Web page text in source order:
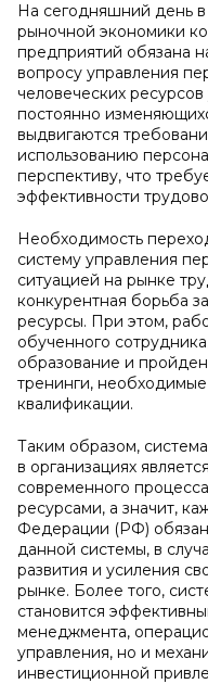
На сегодняшний день
рыночной экономики
предприятий обязана
вопросу управления
человеческих
постоянно
выдвигаются
использованию
перспективу, что
эффективности
Необходимость
систему управления
ситуацией на рынке
конкурентная борьба
ресурсы. При этом,
обученного
образование и
тренинги,
квалификации.
Таким образом,
в организациях
современного
ресурсами, а значит,
Федерации (РФ)
данной системы, в
развития и усиления
рынке. Более того,
становится
менеджмента,
управления, но и
инвестиционной